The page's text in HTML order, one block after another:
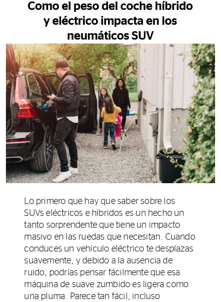
Como el peso del coche híbrido
y eléctrico impacta en los
neumáticos SUV
Lo primero que hay que saber sobre los
SUVs eléctricos e híbridos es un hecho un
tanto sorprendente que tiene un impacto
masivo en las ruedas que necesitan. Cuando
conduces un vehículo eléctrico te desplazas
suavemente, y debido a la ausencia de
ruido, podrías pensar fácilmente que esa
máquina de suave zumbido es ligera como
una pluma. Parece tan fácil, incluso